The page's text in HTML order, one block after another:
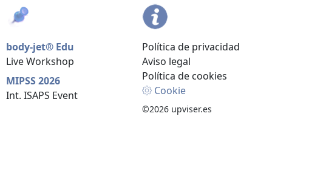
body-jet® Edu
Live Workshop
MIPSS 2026
Int. ISAPS Event
Política de privacidad
Aviso legal
Política de cookies
Cookie
©2026 upviser.es